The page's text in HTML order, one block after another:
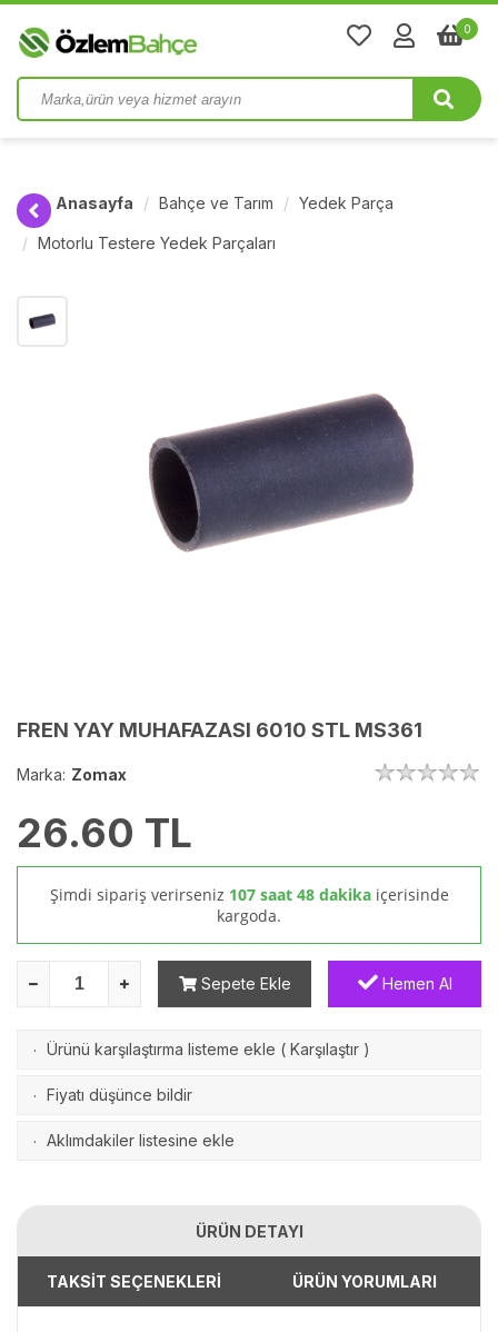
0
Anasayfa Bahçe ve Tarım Yedek Parça
Motorlu Testere Yedek Parçaları
FREN YAY MUHAFAZASI 6010 STL MS361
Marka: Zomax
26.60 TL
Şimdi sipariş verirseniz 107 saat 48 dakika içerisinde
kargoda.
Sepete Ekle Hemen Al
· Ürünü karşılaştırma listeme ekle ( Karşılaştır )
· Fiyatı düşünce bildir
· Aklımdakiler listesine ekle
ÜRÜN DETAYI
TAKSİT SEÇENEKLERİ ÜRÜN YORUMLARI